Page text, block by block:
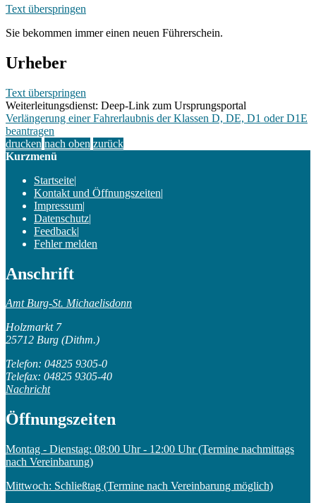
Text überspringen
Sie bekommen immer einen neuen Führerschein.
Urheber
Text überspringen
Weiterleitungsdienst: Deep-Link zum Ursprungsportal
Verlängerung einer Fahrerlaubnis der Klassen D, DE, D1 oder D1E
beantragen
drucken nach oben zurück
Kurzmenü
Startseite|
Kontakt und Öffnungszeiten|
Impressum|
Datenschutz|
Feedback|
Fehler melden
Anschrift
Amt Burg-St. Michaelisdonn
Holzmarkt 7
25712 Burg (Dithm.)
Telefon: 04825 9305-0
Telefax: 04825 9305-40
Nachricht
Öffnungszeiten
Montag - Dienstag: 08:00 Uhr - 12:00 Uhr (Termine nachmittags
nach Vereinbarung)
Mittwoch: Schließtag (Termine nach Vereinbarung möglich)